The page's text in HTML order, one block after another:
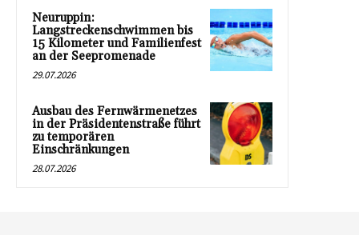
Neuruppin:
Langstreckenschwimmen bis
15 Kilometer und Familienfest
an der Seepromenade
29.07.2026
Ausbau des Fernwärmenetzes
in der Präsidentenstraße führt
zu temporären
Einschränkungen
28.07.2026